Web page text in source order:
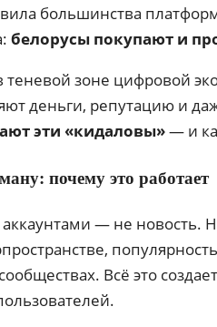
большинства
белорусы покупают и
теневой зоне цифровой
деньги, репутацию и
эти «кидаловы»— и
почему это работает
— не новость.
Всё это